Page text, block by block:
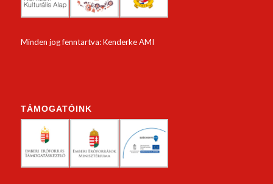
Minden jog fenntartva: Kenderke AMI
TÁMOGATÓINK